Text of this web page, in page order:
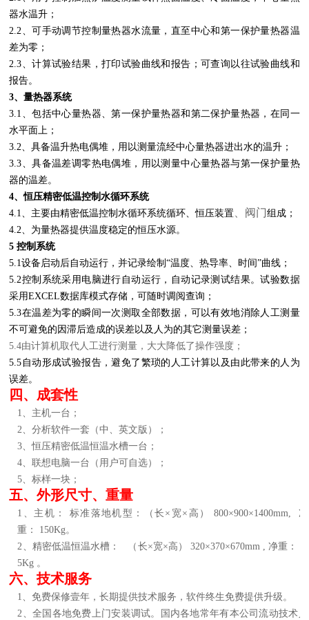
器水温升；
2.2、可手动调节控制量热器水流量，直至中心和第一保护量热器温
差为零；
2.3、计算试验结果，打印试验曲线和报告；可查询以往试验曲线和
报告。
3、量热器系统
3.1、包括中心量热器、第一保护量热器和第二保护量热器，在同一
水平面上；
3.2、具备温升热电偶堆，用以测量流经中心量热器进出水的温升；
3.3、具备温差调零热电偶堆，用以测量中心量热器与第一保护量热
器的温差。
4、恒压精密低温控制水循环系统
4.1、主要由精密低温控制水循环系统循环、恒压装置、阀门组成；
4.2、为量热器提供温度稳定的恒压水源。
5 控制系统
5.1设备启动后自动运行，并记录绘制“温度、热导率、时间”曲线；
5.2控制系统采用电脑进行自动运行，自动记录测试结果。试验数据
采用EXCEL数据库模式存储，可随时调阅查询；
5.3在温差为零的瞬间一次测取全部数据，可以有效地消除人工测量
不可避免的因滞后造成的误差以及人为的其它测量误差；
5.4由计算机取代人工进行测量，大大降低了操作强度；
5.5自动形成试验报告，避免了繁琐的人工计算以及由此带来的人为
误差。
四、成套性
1、主机一台；
2、分析软件一套（中、英文版）；
3、恒压精密低温恒温水槽一台；
4、联想电脑一台（用户可自选）；
5、标样一块；
五、外形尺寸、重量
1、主机： 标准落地机型：（长×宽×高） 800×900×1400mm,
净
重：
150Kg。
2、精密低温恒温水槽：
（长×宽×高） 320×370×670mm , 净重：
5Kg 。
六、技术服务
1、免费保修壹年，长期提供技术服务，软件终生免费提供升级。
2、全国各地免费上门安装调试。国内各地常年有本公司流动技术人